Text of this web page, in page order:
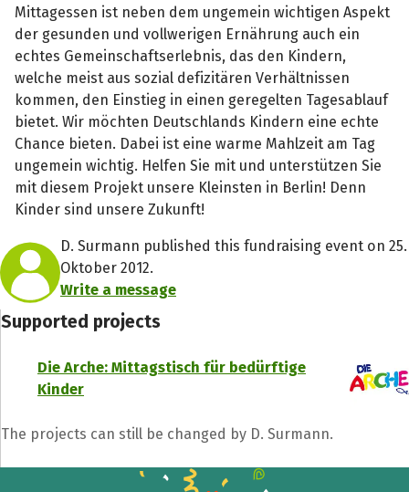
Mittagessen ist neben dem ungemein wichtigen Aspekt
der gesunden und vollwerigen Ernährung auch ein
echtes Gemeinschaftserlebnis, das den Kindern,
welche meist aus sozial defizitären Verhältnissen
kommen, den Einstieg in einen geregelten Tagesablauf
bietet. Wir möchten Deutschlands Kindern eine echte
Chance bieten. Dabei ist eine warme Mahlzeit am Tag
ungemein wichtig. Helfen Sie mit und unterstützen Sie
mit diesem Projekt unsere Kleinsten in Berlin! Denn
Kinder sind unsere Zukunft!
D. Surmann published this fundraising event on 25.
Oktober 2012.
Write a message
Supported projects
Die Arche: Mittagstisch für bedürftige
Kinder
The projects can still be changed by D. Surmann.
Help to collect more donations!